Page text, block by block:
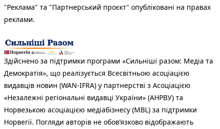
"Реклама" та "Партнерський проєкт" опубліковані на правах
реклами.
Здійснено за підтримки програми «Сильніші разом: Медіа та
Демократія», що реалізується Всесвітньою асоціацією
видавців новин (WAN-IFRA) у партнерстві з Асоціацією
«Незалежні регіональні видавці України» (АНРВУ) та
Норвезькою асоціацією медіабізнесу (MBL) за підтримки
Норвегії. Погляди авторів не обов’язково відображають